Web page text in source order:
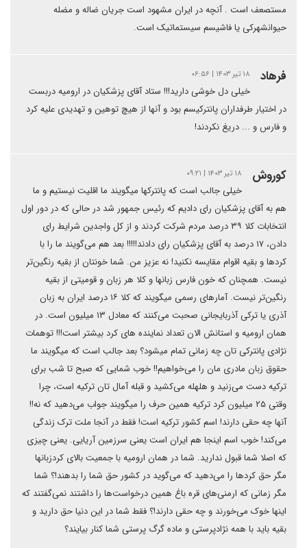
مستصعف است . آنچه در ایران مشهود است جریان ضاله و مضله
حیوانشهرکی یا فاشیسم سیستماتیک است.
فرهاد ۱۸ تیر ۱۴۰۳ | ۰۶:۵۶
خیلی دل خوشی دارید!!! ستاد آقای پزشکیان در ارومیه دربست
در اختیار طرفداران پانترکیسم بود و آنها از هیچ توهین و تهدیدی علیه کرد
و فارس و ... دریغ نکردند!
کوروش ۱۸ تیر ۱۴۰۳ | ۰۹:۲۱
خیلی جالب است که پانترکها میگویند ما اقلیت نیستیم و ما
هم به آقای پزشکیان رای دادیم که رئیس جمهور شد در حالی که در دور اول
انتخابات کلا ۳۹ درصد مردم شرکت کردند و از کل واجدین شرایط رای
دادن، ۱۷ درصد به آقای پزشکیان رای دادند!!!!! بعد هم می‌گویند ما را با
کردها و بقیه اقوام مقایسه نکنید! نه عزیز من. شما خونتان از بقیه رنگین‌تر
نیست. همچنان که خون فارس زبانها و کلا هر زبان و قومیتی از بقیه
رنگین‌تر نیست. آمارهای رسمی میگویند که کلا ۱۶ درصد ایران به زبان
آذری یا ترکی آذربایجانی صحبت می‌کنند که معادل ۱۳ میلیون است. در
همان‌ ارومیه و استانش الان تعداد نماینده های کرد بیشتر است!!! توهمات
نژادی پانترکی تان چه زمانی تمام میشود؟ بعد جالب است که میگویند ما
حقوق زبان مادری مان را می‌خواهیم!! خوب شمایی که صبح تا شب برای
ترکیه دست می‌زنید و هلهله می‌کشید و قبله آمال تان ترکیه است، چرا
وقتی ۲۵ میلیون کرد ترکیه همین حرف را میگویند جواب می‌دهید که نه!!
آنها چه حقی دارند! اسم کشور ترکیه است! فقط در آنجا ملت ترک زندگی
می‌کند! خوب اسم اینجا هم ایران است یعنی سرزمین آریایی. یعنی چیزی
که اصلا شما قبول ندارید. شما در همان ارومیه با جمعیت بالای کردزبانها
مگر حق کردها را می‌دهید که می‌گوید در کشور حق شما را بدهند!؟ شما
مگر زمانی که ارمنی‌های قره باغ همین درخواست‌ها را داشتند نمی‌گفتند که
اینها خوک می‌خورند و چه حقی دارند!؟ فقط شما در این دنیا حق دارید و
بقیه باید با همه نژادپرستی و ماده گرگ پرستی شما کنار بیایند؟